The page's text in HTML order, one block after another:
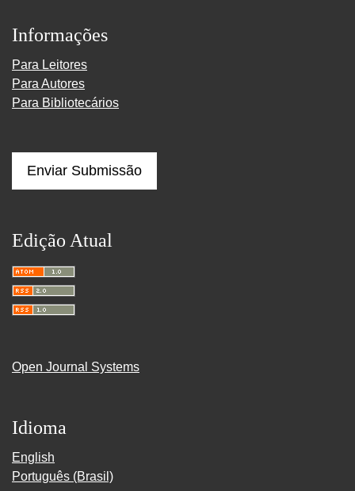
Informações
Para Leitores
Para Autores
Para Bibliotecários
Enviar Submissão
Edição Atual
Open Journal Systems
Idioma
English
Português (Brasil)